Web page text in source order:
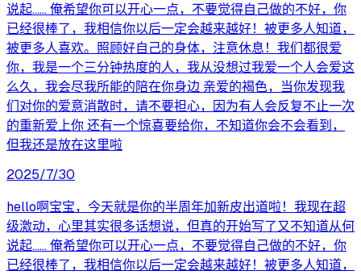
说起…… 俺希望你可以开心一点，不要觉得自己做的不好，你
已经很棒了，我相信你以后一定会越来越好！被更多人知道，
被更多人喜欢。照顾好自己的身体，注意休息！我们都很爱
你，我是一个三分钟热度的人，我从没想过我爱一个人会爱这
么久，我会尽我所能的陪在你身边 亲爱的褐色，当你发现我
们对你的爱意消散时，请不要担心，因为有人会反复不止一次
的重新爱上你 还有一个惊喜要给你，不知道你会不会看到，
但我还是放在这里啦
2025/7/30
hello啊宝宝，今天就是你的半周年加新皮出道啦！我现在超
级激动，心里其实很多话想说，但真的开始写了又不知道从何
说起…… 俺希望你可以开心一点，不要觉得自己做的不好，你
已经很棒了，我相信你以后一定会越来越好！被更多人知道，